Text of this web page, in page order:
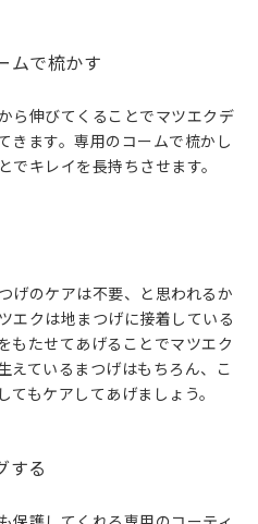
ムで梳かす
ら伸びてくることでマツエクデ
きます。専用のコームで梳かし
でキレイを長持ちさせます。
げのケアは不要、と思われるか
エクは地まつげに接着している
もたせてあげることでマツエク
えているまつげはもちろん、こ
もケアしてあげましょう。
する